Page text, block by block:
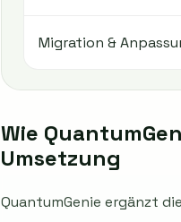
Migration &
Wie
Umsetzung
QuantumGenie ergänzt